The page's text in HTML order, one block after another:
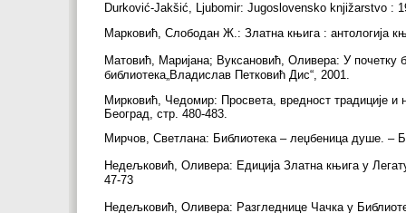
Durković-Jakšić, Ljubomir: Jugoslovensko knjižarstvo :
Марковић, Слободан Ж.: Златна књига : антологија
Матовић, Маријана; Вуксановић, Оливера: У
библиотека„Владислав Петковић Дис“, 2001.
Мирковић, Чедомир: Просвета, вредност традиције
Београд, стр. 480-483.
Мирчов, Светлана: Библиотека – леџбеница душе. –
Недељковић, Оливера: Едиција Златна књига у
47-73
Недељковић, Оливера: Разгледнице Чачка у